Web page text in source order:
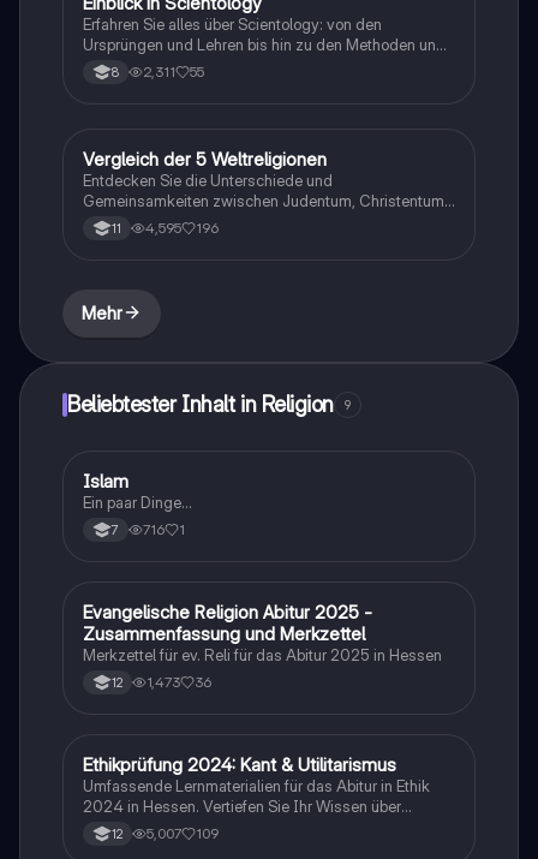
sozialen Auswirkungen auseinandersetzen möchten.
Erfahren Sie alles über Scientology: von den
Ursprüngen und Lehren bis hin zu den Methoden und
dem Umgang mit Kritikern. Diese Präsentation
beleuchtet die zentralen Glaubenssätze, die Rolle von
sozialen Bewegungen auseinandersetzen möchten.
8 2,311 55
Religion
Vergleich der 5 Weltreligionen
Entdecken Sie die Unterschiede und
Gemeinsamkeiten zwischen Judentum, Christentum,
Islam, Buddhismus und Hinduismus. Diese Übersicht
behandelt zentrale Aspekte wie Anhängerzahlen,
Religionswissenschaften und interkulturellen Studien.
11 4,595 196
Mehr
Beliebtester Inhalt in Religion 9
IReligion
Islam
Ein paar Dinge...
7 716 1
Religion
Evangelische Religion Abitur 2025 -
Zusammenfassung und Merkzettel
Merkzettel für ev. Reli für das Abitur 2025 in Hessen
12 1,473 36
Religion
Ethikprüfung 2024: Kant & Utilitarismus
Umfassende Lernmaterialien für das Abitur in Ethik
2024 in Hessen. Vertiefen Sie Ihr Wissen über
zentrale Theorien wie den Utilitarismus von Bentham
und Mill, Kants kategorischen Imperativ, sowie die
12 5,007 109